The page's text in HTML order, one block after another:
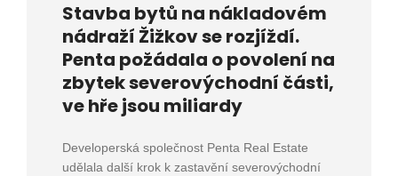
Stavba bytů na nákladovém
nádraží Žižkov se rozjíždí.
Penta požádala o povolení na
zbytek severovýchodní části,
ve hře jsou miliardy
Developerská společnost Penta Real Estate
udělala další krok k zastavění severovýchodní